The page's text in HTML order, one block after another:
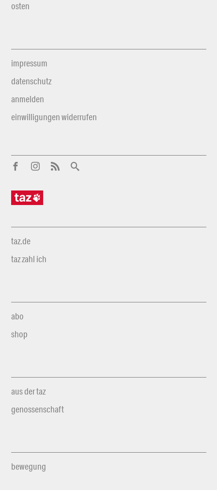
osten
impressum
datenschutz
anmelden
einwilligungen widerrufen
taz.de
taz zahl ich
abo
shop
aus der taz
genossenschaft
bewegung